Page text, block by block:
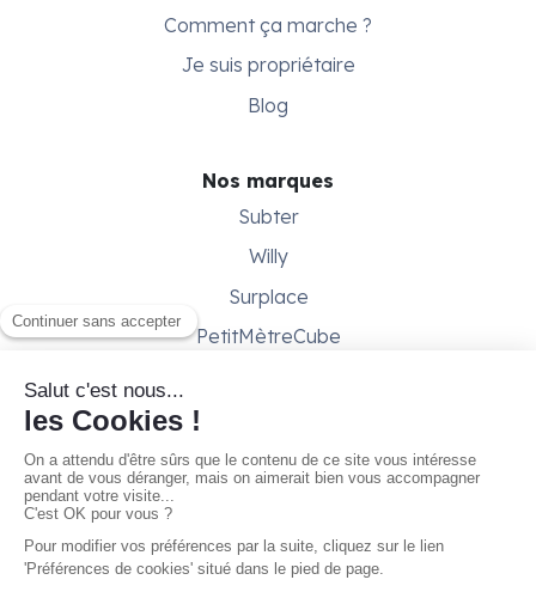
Comment ça marche ?
Je suis propriétaire
Blog
Nos marques
Subter
Willy
Surplace
PetitMètreCube
Besoin d'aide ?
Conditions générales
Gestion des cookies